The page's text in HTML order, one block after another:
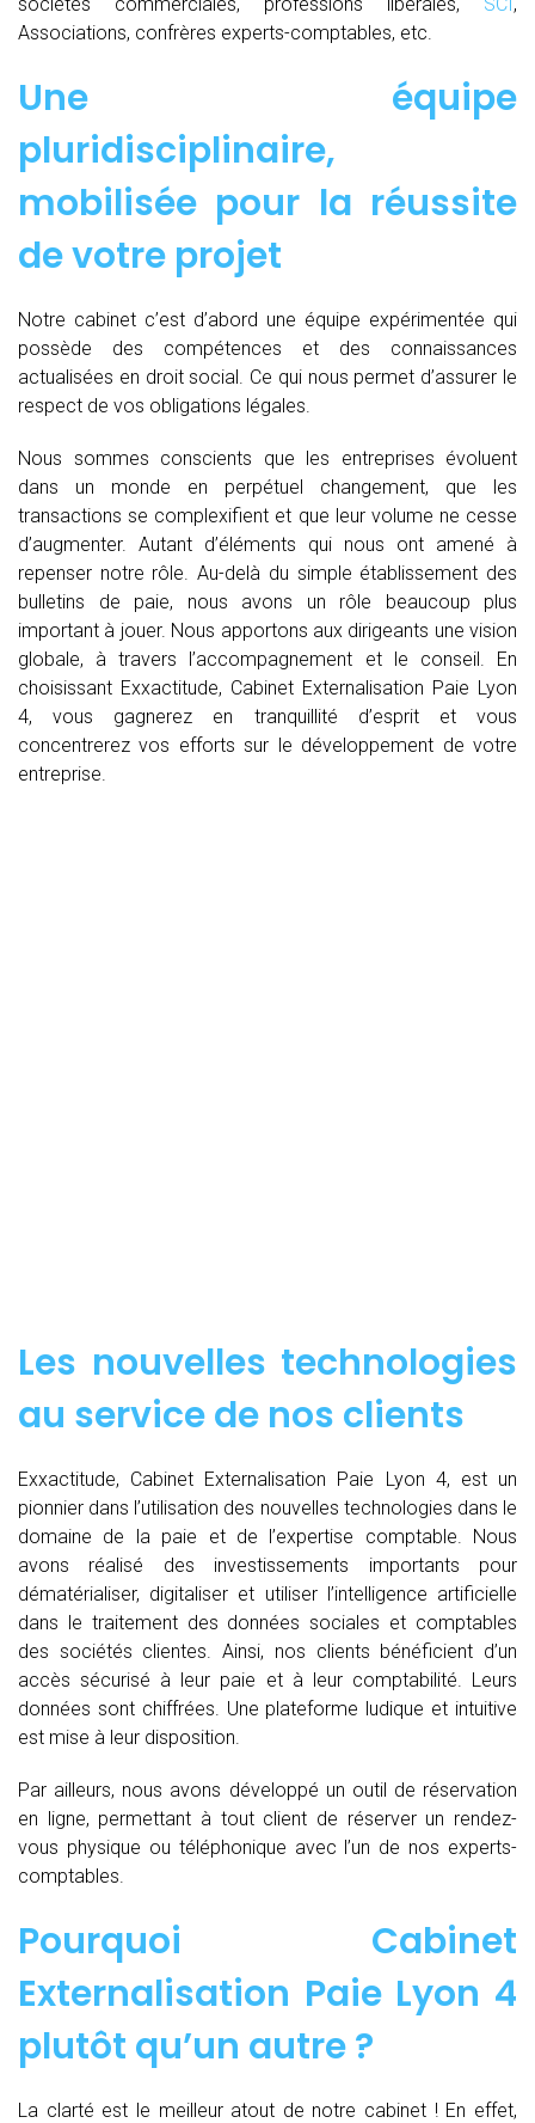
Associations, confrères experts-comptables, etc.
Une équipe
pluridisciplinaire,
mobilisée pour la réussite
de votre projet
Notre cabinet c’est d’abord une équipe expérimentée qui
possède des compétences et des connaissances
actualisées en droit social. Ce qui nous permet d’assurer le
respect de vos obligations légales.
Nous sommes conscients que les entreprises évoluent
dans un monde en perpétuel changement, que les
transactions se complexifient et que leur volume ne cesse
d’augmenter. Autant d’éléments qui nous ont amené à
repenser notre rôle. Au-delà du simple établissement des
bulletins de paie, nous avons un rôle beaucoup plus
important à jouer. Nous apportons aux dirigeants une vision
globale, à travers l’accompagnement et le conseil. En
choisissant Exxactitude, Cabinet Externalisation Paie Lyon
4, vous gagnerez en tranquillité d’esprit et vous
concentrerez vos efforts sur le développement de votre
entreprise.
Les nouvelles technologies
au service de nos clients
Exxactitude, Cabinet Externalisation Paie Lyon 4, est un
pionnier dans l’utilisation des nouvelles technologies dans le
domaine de la paie et de l’expertise comptable. Nous
avons réalisé des investissements importants pour
dématérialiser, digitaliser et utiliser l’intelligence artificielle
dans le traitement des données sociales et comptables
des sociétés clientes. Ainsi, nos clients bénéficient d’un
accès sécurisé à leur paie et à leur comptabilité. Leurs
données sont chiffrées. Une plateforme ludique et intuitive
est mise à leur disposition.
Par ailleurs, nous avons développé un outil de réservation
en ligne, permettant à tout client de réserver un rendez-
vous physique ou téléphonique avec l’un de nos experts-
comptables.
Pourquoi Cabinet
Externalisation Paie Lyon 4
plutôt qu’un autre ?
La clarté est le meilleur atout de notre cabinet ! En effet,